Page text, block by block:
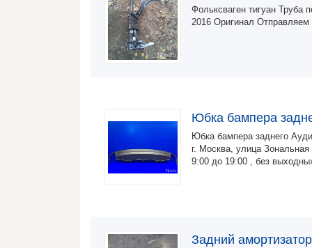
Фольксваген тигуан Труба
2016 Оригинал Отправляем
Юбка бампера
Юбка бампера заднего
г. Москва, улица
9:00 до 19:00 , без
Задний